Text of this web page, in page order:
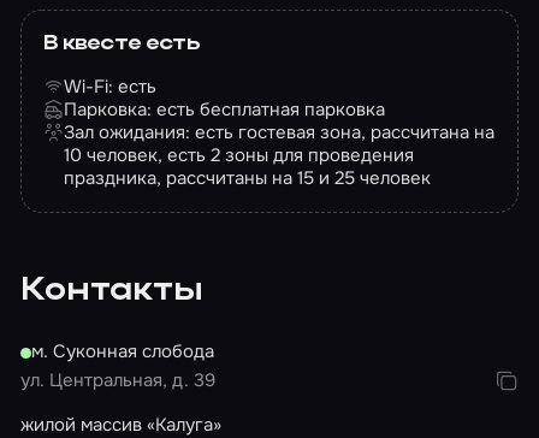
В квесте есть
Wi-Fi: есть
Парковка: есть бесплатная парковка
Зал ожидания: есть гостевая зона, рассчитана на
10 человек, есть 2 зоны для проведения
праздника, рассчитаны на 15 и 25 человек
Контакты
м. Суконная слобода
ул. Центральная, д. 39
жилой массив «Калуга»